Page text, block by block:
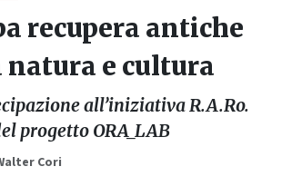
recupera antiche
e cultura
all’iniziativa R.A.Ro.
progetto ORA_LAB
Cori